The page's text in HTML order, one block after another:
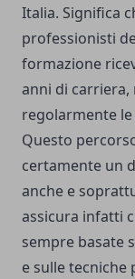
Italia. Significa
professionisti
formazione
anni di
regolarmente
Questo
certamente un
anche e
assicura infatti
sempre basate
e sulle tecniche